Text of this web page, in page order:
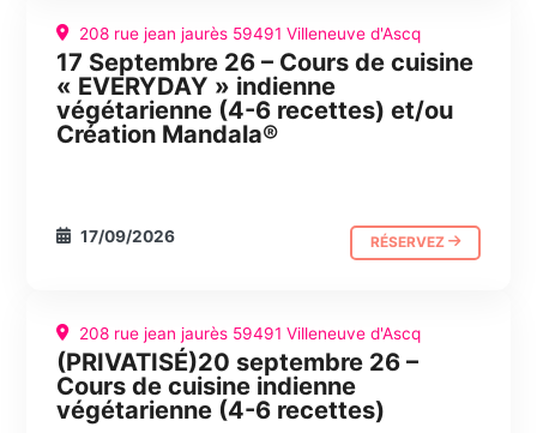
CUISINE JOURNÉE ABC
208 rue jean jaurès 59491 Villeneuve d'Ascq
17 Septembre 26 – Cours de cuisine
« EVERYDAY » indienne
végétarienne (4-6 recettes) et/ou
Création Mandala®
17/09/2026 RÉSERVEZ
CUISINE JOURNÉE ABC
208 rue jean jaurès 59491 Villeneuve d'Ascq
(PRIVATISÉ)20 septembre 26 –
Cours de cuisine indienne
végétarienne (4-6 recettes)